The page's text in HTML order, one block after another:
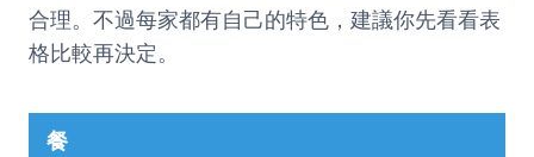
合理。不過每家都有自己的特色，建議你先看看表
格比較再決定。
餐